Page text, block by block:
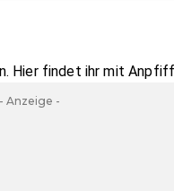
Hier findet ihr mit
- Anzeige -